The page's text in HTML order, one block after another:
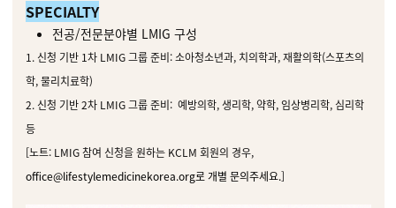
SPECIALTY
전공/전문분야별 LMIG 구성
1. 신청 기반 1차 LMIG 그룹 준비: 소아청소년과, 치의학과, 재활의학(스포츠의
학, 물리치료학)
2. 신청 기반 2차 LMIG 그룹 준비: 예방의학, 생리학, 약학, 임상병리학, 심리학
등
[노트: LMIG 참여 신청을 원하는 KCLM 회원의 경우,
office@lifestylemedicinekorea.org로 개별 문의주세요.]